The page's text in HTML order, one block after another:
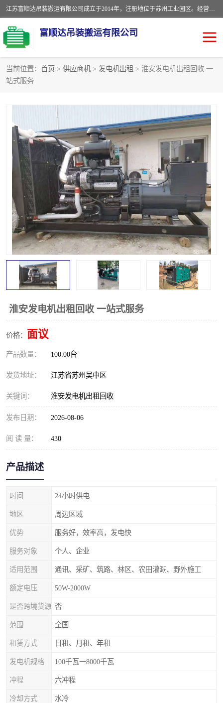
江苏富顺达吊装搬运有限公司成立于2014年，注册地位于苏州工业园区。经营范围包括起重吊装、搬运装卸服务；叉车、吊车租赁；水电安装；机电工程施工及维护；机电设备安装；家政服务、保洁服务。苏州搬运公司，苏州叉车出租，苏州吊车出租，苏州工厂设备搬运，专业设备吊装服务。
富顺达吊装搬运有限公司
当前位置： 首页 > 供应商机 > 发电机出租 > 淮安发电机出租回收 一
站式服务
淮安发电机出租回收 一站式服务
价格： 面议
产品数量： 100.00台
发货地址： 江苏省苏州吴中区
关键词： 淮安发电机出租回收
发布日期： 2026-08-06
阅 读 量： 430
产品描述
时间 24小时供电
地区 周边区域
优势 服务好，效率高，发电快
服务对象 个人、企业
适用范围 通讯、采矿、筑路、林区、农田灌溉、野外施工
额定电压 50W-2000W
是否跨境货源 否
范围 全国
租赁方式 日租、月租、年租
发电机规格 100千瓦一8000千瓦
冲程 六冲程
冷却方式 水冷
苏州设备搬运吊装服务
设备定位移位 起重吊装
设备搬运 吊装公司
工厂设备搬运 专业设备吊装服务
吊车出租租赁服务 叉车出租租赁服务